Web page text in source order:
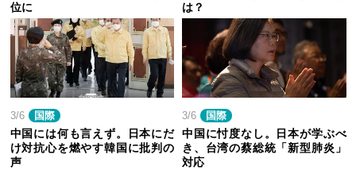
位に
は？
3/6 国際
中国には何も言えず。日本にだ
け対抗心を燃やす韓国に批判の
声
3/6 国際
中国に忖度なし。日本が学ぶべ
き、台湾の蔡総統「新型肺炎」
対応